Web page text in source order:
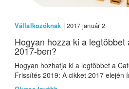
Vállalkozóknak | 2017 január 2
Hogyan hozza ki a legtöbbet
2017-ben?
Hogyan hozhatja ki a legtöbbet a
Frissítés 2019: A cikket 2017 elején